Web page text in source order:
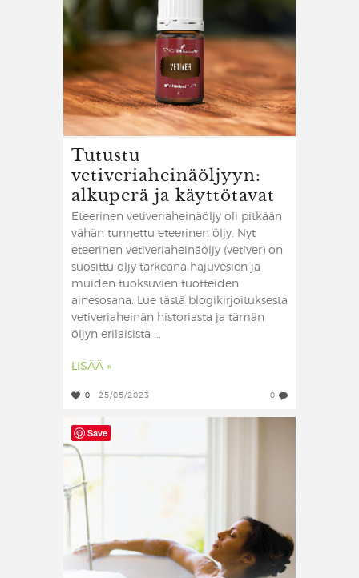
Tutustu
vetiveriaheinäöljyyn:
alkuperä ja käyttötavat
Eteerinen vetiveriaheinäöljy oli pitkään
vähän tunnettu eteerinen öljy. Nyt
eteerinen vetiveriaheinäöljy (vetiver) on
suosittu öljy tärkeänä hajuvesien ja
muiden tuoksuvien tuotteiden
ainesosana. Lue tästä blogikirjoituksesta
vetiveriaheinän historiasta ja tämän
öljyn erilaisista ...
LISÄÄ »
0 25/05/2023 0
Save